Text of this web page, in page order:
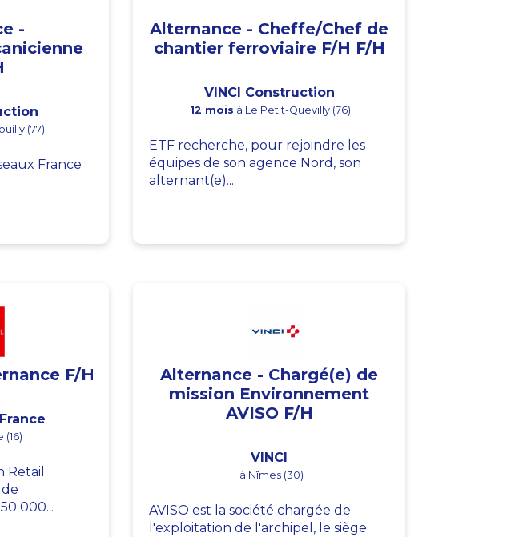
-
(77)
France
Alternance - Cheffe/Chef de
chantier ferroviaire F/H F/H
VINCI Construction
12 mois à Le Petit-Quevilly (76)
ETF recherche, pour rejoindre les
équipes de son agence Nord, son
alternant(e)...
F/H
(16)
Retail
000...
Alternance - Chargé(e) de
mission Environnement
AVISO F/H
VINCI
à Nîmes (30)
AVISO est la société chargée de
l'exploitation de l'archipel, le siège